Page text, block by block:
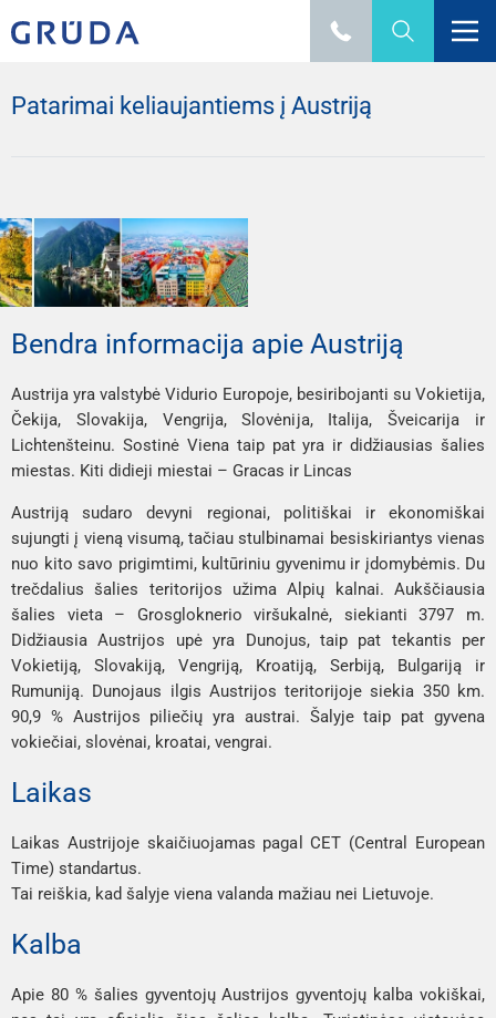
Patarimai keliaujantiems į Austriją
Bendra informacija apie Austriją
Austrija yra valstybė Vidurio Europoje, besiribojanti su Vokietija,
Čekija, Slovakija, Vengrija, Slovėnija, Italija, Šveicarija ir
Lichtenšteinu. Sostinė Viena taip pat yra ir didžiausias šalies
miestas. Kiti didieji miestai – Gracas ir Lincas
Austriją sudaro devyni regionai, politiškai ir ekonomiškai
sujungti į vieną visumą, tačiau stulbinamai besiskiriantys vienas
nuo kito savo prigimtimi, kultūriniu gyvenimu ir įdomybėmis. Du
trečdalius šalies teritorijos užima Alpių kalnai. Aukščiausia
šalies vieta – Grosgloknerio viršukalnė, siekianti 3797 m.
Didžiausia Austrijos upė yra Dunojus, taip pat tekantis per
Vokietiją, Slovakiją, Vengriją, Kroatiją, Serbiją, Bulgariją ir
Rumuniją. Dunojaus ilgis Austrijos teritorijoje siekia 350 km.
90,9 % Austrijos piliečių yra austrai. Šalyje taip pat gyvena
vokiečiai, slovėnai, kroatai, vengrai.
Laikas
Laikas Austrijoje skaičiuojamas pagal CET (Central European
Time) standartus.
Tai reiškia, kad šalyje viena valanda mažiau nei Lietuvoje.
Kalba
Apie 80 % šalies gyventojų Austrijos gyventojų kalba vokiškai,